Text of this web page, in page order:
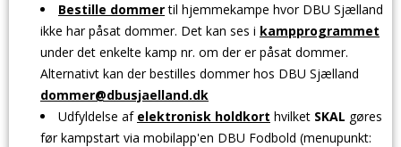
Bestille dommertil hjemmekampe hvor DBU Sjælland
ikke har påsat dommer. Det kan ses i kampprogrammet
under det enkelte kamp nr. om der er påsat dommer.
Alternativt kan der bestilles dommer hos DBU Sjælland
dommer@dbusjaelland.dk
Udfyldelse af elektronisk holdkort hvilket SKAL gøres
før kampstart via mobilapp'en DBU Fodbold (menupunkt: